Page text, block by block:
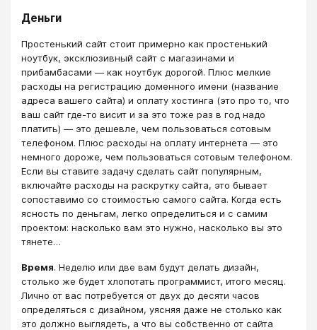
Деньги
Простенький сайт стоит примерно как простенький
ноутбук, эксклюзивный сайт с магазинами и
прибамбасами — как ноутбук дорогой. Плюс мелкие
расходы на регистрацию доменного имени (название
адреса вашего сайта) и оплату хостинга (это про то, что
ваш сайт где-то висит и за это тоже раз в год надо
платить) — это дешевле, чем пользоваться сотовым
телефоном. Плюс расходы на оплату интернета — это
немного дороже, чем пользоваться сотовым телефоном.
Если вы ставите задачу сделать сайт популярным,
включайте расходы на раскрутку сайта, это бывает
сопоставимо со стоимостью самого сайта. Когда есть
ясность по деньгам, легко определиться и с самим
проектом: насколько вам это нужно, насколько вы это
тянете…
Время. Неделю или две вам будут делать дизайн,
столько же будет хлопотать программист, итого месяц.
Лично от вас потребуется от двух до десяти часов
определяться с дизайном, уясняя даже не столько как
это должно выглядеть, а что вы собственно от сайта